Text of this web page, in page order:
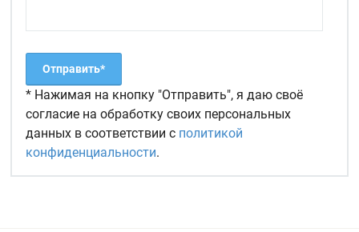
* Нажимая на кнопку "Отправить", я даю своё
согласие на обработку своих персональных
данных в соответствии с политикой
конфиденциальности.